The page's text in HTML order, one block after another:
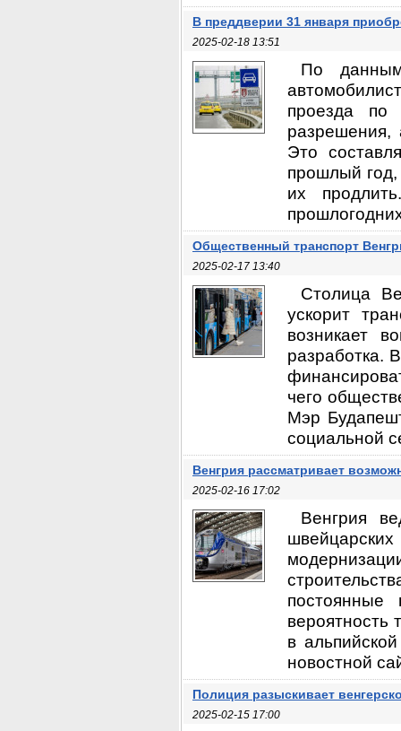
В преддверии 31 января
2025-02-18 13:51
По
проезда по
разрешения,
Это
прошлый год,
их
Общественный транспорт
2025-02-17 13:40
Столица
ускорит
возникает
разработка.
чего
Мэр
социальной
Венгрия рассматривает
2025-02-16 17:02
Венгрия
постоянные
вероятность
в
новостной
Полиция разыскивает
2025-02-15 17:00